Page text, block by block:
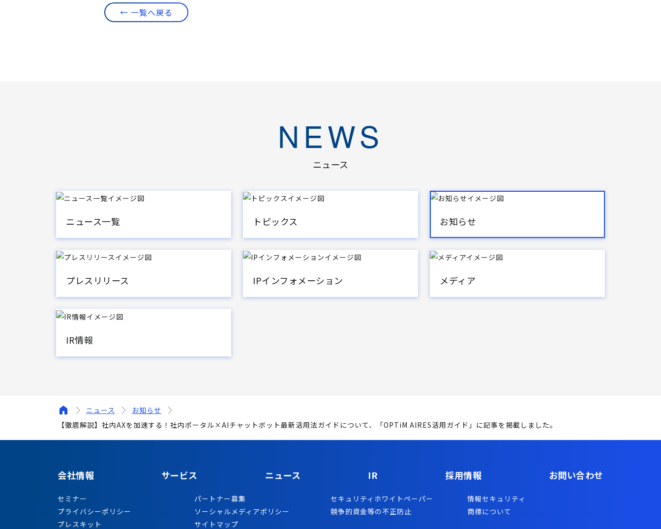
← 一覧へ戻る
NEWS
ニュース
ニュース一覧 トピックス お知らせ
プレスリリース IPインフォメーション メディア
IR情報
ニュース
お知らせ
【徹底解説】社内AXを加速する！社内ポータル×AIチャットボット最新活用法ガイドについて、「OPTiM AIRES活用ガイド」に記事を掲載しました。
会社情報 サービス ニュース IR 採用情報 お問い合わせ
セミナー パートナー募集 セキュリティホワイトペーパー
情報セキュリティ
プライバシーポリシー
ソーシャルメディアポリシー 競争的資金等の不正防止
商標について
プレスキット
サイトマップ